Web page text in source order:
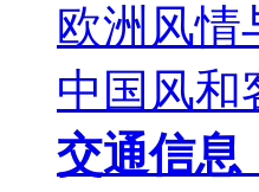
欧洲风情
中国风
交通信息